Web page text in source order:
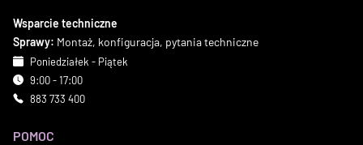
Wsparcie techniczne
Sprawy: Montaż, konfiguracja, pytania techniczne
Poniedziałek - Piątek
9:00 - 17:00
883 733 400
POMOC